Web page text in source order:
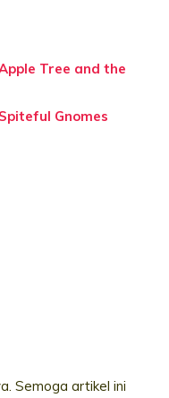
Tree and the
Gnomes
Semoga artikel ini